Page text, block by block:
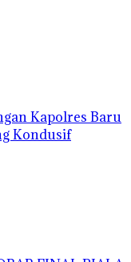
Kapolres Baru
Kondusif